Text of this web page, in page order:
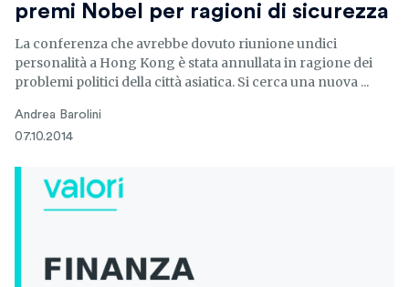
premi Nobel per ragioni di sicurezza
La conferenza che avrebbe dovuto riunione undici
personalità a Hong Kong è stata annullata in ragione dei
problemi politici della città asiatica. Si cerca una nuova ...
Andrea Barolini
07.10.2014